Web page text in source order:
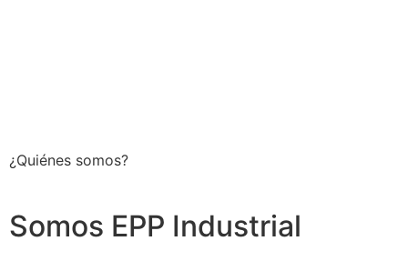
¿Quiénes somos?
Somos EPP Industrial